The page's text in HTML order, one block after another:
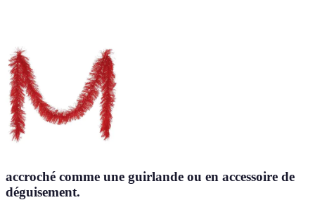
accroché comme une guirlande ou en accessoire de
déguisement.